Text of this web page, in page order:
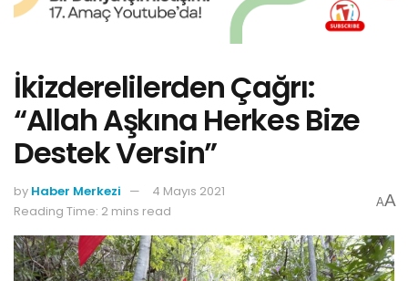
İkizderelilerden Çağrı:
“Allah Aşkına Herkes Bize
Destek Versin”
by Haber Merkezi
4 Mayıs 2021
Reading Time: 2 mins read
AA